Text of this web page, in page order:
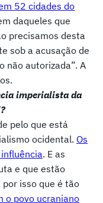
52 cidades do
daqueles que
precisamos desta
sob a acusação de
não autorizada”. A
imperialista da
pelo que está
ocidental. Os
. E as
e que estão
por isso que é tão
o povo ucraniano